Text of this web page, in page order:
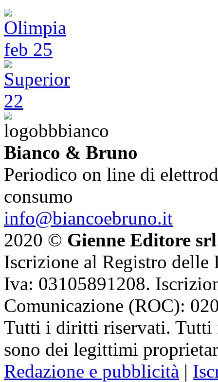
Bianco & Bruno
Periodico on line di
consumo
info@biancoebruno.it
2020 © Gienne Editore srl
Iscrizione al Registro delle
Iva: 03105891208.
Comunicazione (ROC):
Tutti i diritti riservati. Tutti
sono dei legittimi
Redazione e pubblicità |